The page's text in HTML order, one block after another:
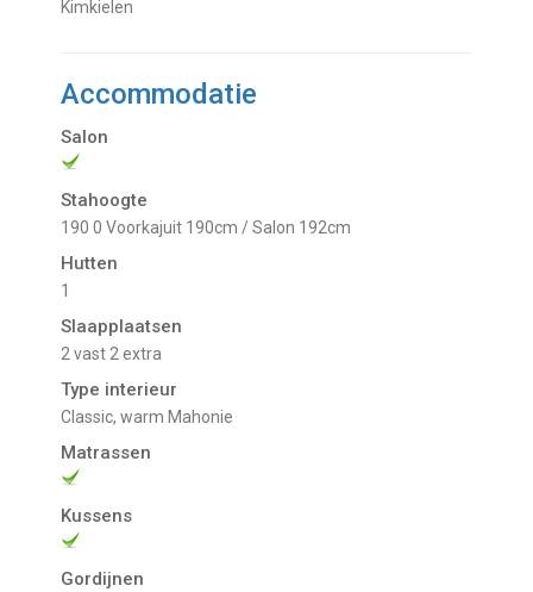
Kimkielen
Accommodatie
Salon
Stahoogte
190 0 Voorkajuit 190cm / Salon 192cm
Hutten
1
Slaapplaatsen
2 vast 2 extra
Type interieur
Classic, warm Mahonie
Matrassen
Kussens
Gordijnen